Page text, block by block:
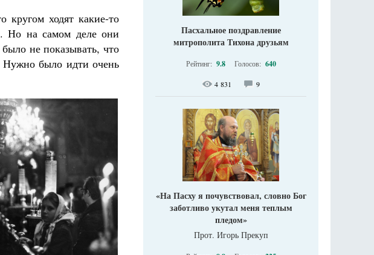
ходят какие-то
Но на самом деле они
не показывать, что
Нужно было идти очень
Пасхальное поздравление
митрополита Тихона друзьям
Рейтинг: 9.8 Голосов: 640
4 831 9
«На Пасху я почувствовал, словно Бог
заботливо укутал меня теплым
пледом»
Прот. Игорь Прекуп